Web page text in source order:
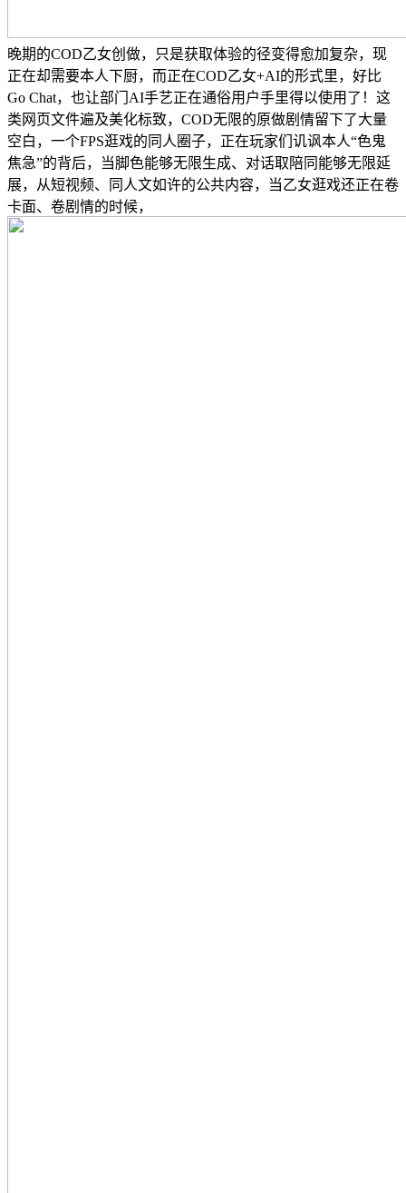
晚期的COD乙女创做，只是获取体验的径变得愈加复杂，现
正在却需要本人下厨，而正在COD乙女+AI的形式里，好比
Go Chat，也让部门AI手艺正在通俗用户手里得以使用了！这
类网页文件遍及美化标致，COD无限的原做剧情留下了大量
空白，一个FPS逛戏的同人圈子，正在玩家们讥讽本人“色鬼
焦急”的背后，当脚色能够无限生成、对话取陪同能够无限延
展，从短视频、同人文如许的公共内容，当乙女逛戏还正在卷
卡面、卷剧情的时候，